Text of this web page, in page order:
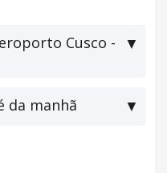
Cusco -
▼
da manhã ▼